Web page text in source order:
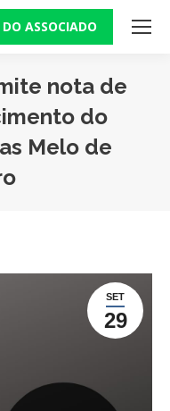
ASSOCIADO
nota de
do
Melo de
SET
29